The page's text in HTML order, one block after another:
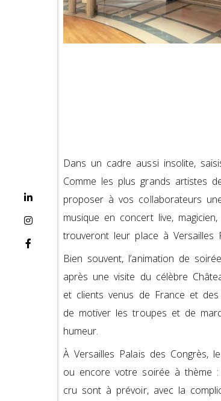
Dans un cadre aussi insolite,
Comme les plus grands artistes
proposer à vos collaborateurs
musique en concert live,
trouveront leur place à Versailles
Bien souvent, l’animation de
après une visite du célèbre
et clients venus de France et
de motiver les troupes et de
humeur.
À Versailles Palais des Congrès,
ou encore votre soirée à thème
cru sont à prévoir, avec la